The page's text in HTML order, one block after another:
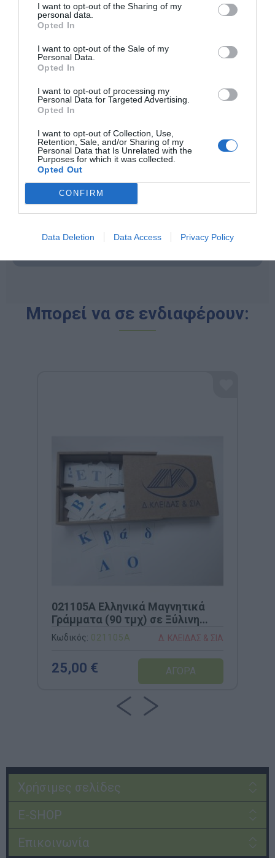
I want to opt-out of the Sharing of my
personal data.
Opted In
I want to opt-out of the Sale of my
Personal Data.
Opted In
I want to opt-out of processing my
Personal Data for Targeted Advertising.
Opted In
I want to opt-out of Collection, Use,
Retention, Sale, and/or Sharing of my
Personal Data that Is Unrelated with the
Purposes for which it was collected.
Opted Out
CONFIRM
Data Deletion Data Access Privacy Policy
Εκπαιδευτικό Υλικό & Παιδαγωγικά Παιχνίδια
Ιδίας Κατασκευής "Δ. ΚΛΕΙΔΑΣ"
Με παρουσία στον χώρο του εκπαιδευτικού υλικού
προϊόντα που εστιάζουν σε κάθε στάδιο ανάπτυξης
του παιδιού. Η συλλογή μας περιλαμβάνει
παιδαγωγικά παιχνίδια και ειδικά θεραπευτικά
εκπαιδευτικά πακέτα, σχεδιασμένα να προσφέρουν
γνώση μέσα από τη διασκέδαση. Επενδύουμε στην
ποιότητα και την εκπαιδευτική αξία, χρησιμοποιώντας
υλικά ασφαλή και φιλικά προς το περιβάλλον. Είτε
πρόκειται για δημιουργική απασχόληση στο σπίτι είτε
διαμορφώνουν την προσωπικότητα και την πρόοδο
Μπορεί να σε ενδιαφέρουν:
021105A Ελληνικά Μαγνητικά
Γράμματα (90 τμχ) σε Ξύλινη
Κασετίνα
Κωδικός: 021105A Δ. ΚΛΕΙΔΑΣ & ΣΙΑ
25,00 €
Χρήσιμες σελίδες
E-SHOP
Επικοινωνία